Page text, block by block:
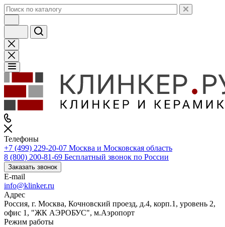
Телефоны
+7 (499) 229-20-07 Москва и Московская область
8 (800) 200-81-69 Бесплатный звонок по России
Заказать звонок
E-mail
info@klinker.ru
Адрес
Россия, г. Москва, Кочновский проезд, д.4, корп.1, уровень 2,
офис 1, "ЖК АЭРОБУС", м.Аэропорт
Режим работы